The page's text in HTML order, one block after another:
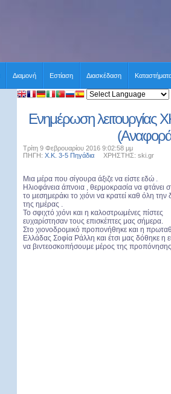
Διαμονή Εστίαση Διασκέδαση
Ενημέρωση λειτουργίας
Τρίτη 9 Φεβρουαρίου 2016 9:02:58 μμ
ΠΗΓΗ: Χ.Κ. 3-5 Πηγάδια ΧΡΗΣΤΗΣ: ski.gr
Μια μέρα που σίγουρα άξιζε να είστε εδώ .
Ηλιοφάνεια άπνοια , θερμοκρασία να φτάνει
το μεσημεράκι το χιόνι να κρατεί καθ όλη την
της ημέρας .
Το σφιχτό χιόνι και η καλοστρωμένες πίστες
ευχαρίστησαν τους επισκέπτες μας σήμερα.
Στο χιονοδρομικό προπονήθηκε και η
Ελλάδας Σοφία Ράλλη και έτσι μας δόθηκε η
να βιντεοσκοπήσουμε μέρος της